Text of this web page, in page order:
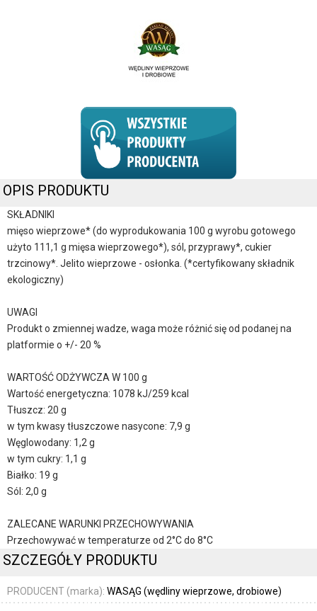
OPIS PRODUKTU
SKŁADNIKI
mięso wieprzowe* (do wyprodukowania 100 g wyrobu gotowego
użyto 111,1 g mięsa wieprzowego*), sól, przyprawy*, cukier
trzcinowy*. Jelito wieprzowe - osłonka. (*certyfikowany składnik
ekologiczny)
UWAGI
Produkt o zmiennej wadze, waga może różnić się od podanej na
platformie o +/- 20 %
WARTOŚĆ ODŻYWCZA W 100 g
Wartość energetyczna: 1078 kJ/259 kcal
Tłuszcz: 20 g
w tym kwasy tłuszczowe nasycone: 7,9 g
Węglowodany: 1,2 g
w tym cukry: 1,1 g
Białko: 19 g
Sól: 2,0 g
ZALECANE WARUNKI PRZECHOWYWANIA
Przechowywać w temperaturze od 2°C do 8°C
SZCZEGÓŁY PRODUKTU
PRODUCENT (marka): WASĄG (wędliny wieprzowe, drobiowe)